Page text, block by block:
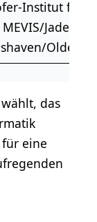
Institut für
Jade
das
eine